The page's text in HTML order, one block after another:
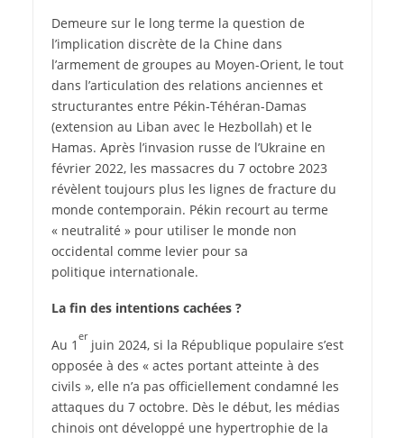
Demeure sur le long terme la question de
l’implication discrète de la Chine dans
l’armement de groupes au Moyen-Orient, le tout
dans l’articulation des relations anciennes et
structurantes entre Pékin-Téhéran-Damas
(extension au Liban avec le Hezbollah) et le
Hamas. Après l’invasion russe de l’Ukraine en
février 2022, les massacres du 7 octobre 2023
révèlent toujours plus les lignes de fracture du
monde contemporain. Pékin recourt au terme
« neutralité » pour utiliser le monde non
occidental comme levier pour sa
politique internationale.
La fin des intentions cachées ?
Au 1
er
juin 2024, si la République populaire s’est
opposée à des « actes portant atteinte à des
civils », elle n’a pas officiellement condamné les
attaques du 7 octobre. Dès le début, les médias
chinois ont développé une hypertrophie de la